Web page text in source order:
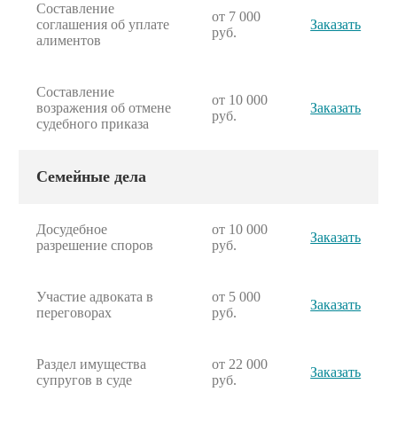
Составление
соглашения об уплате
алиментов
от 7 000
руб.
Заказать
Составление
возражения об отмене
судебного приказа
от 10 000
руб.
Заказать
Семейные дела
Досудебное
разрешение споров
от 10 000
руб.
Заказать
Участие адвоката в
переговорах
от 5 000
руб.
Заказать
Раздел имущества
супругов в суде
от 22 000
руб.
Заказать